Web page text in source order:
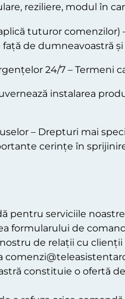
reziliere, modul în
tuturor
de dumneavoastră
24/7 – Termeni
instalarea
– Drepturi mai
cerințe în
pentru serviciile
formularului de
de relații cu clienții
constituie o ofertă